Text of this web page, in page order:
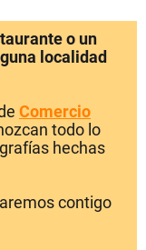
o un
localidad
Comercio
todo lo
hechas
contigo